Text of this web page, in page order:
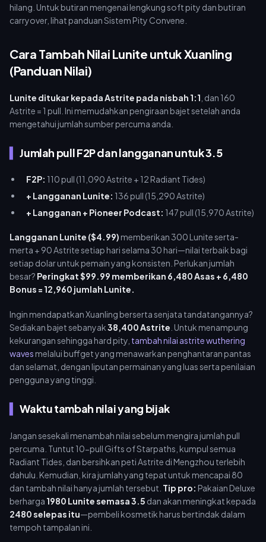
hilang. Untuk butiran mengenai lengkung soft pity dan butiran
carryover, lihat panduan Sistem Pity Convene.
Cara Tambah Nilai Lunite untuk Xuanling
(Panduan Nilai)
Lunite ditukar kepada Astrite pada nisbah 1:1 , dan 160
Astrite = 1 pull. Ini memudahkan pengiraan bajet setelah anda
mengetahui jumlah sumber percuma anda.
Jumlah pull F2P dan langganan untuk 3.5
F2P: 110 pull (11,090 Astrite + 12 Radiant Tides)
+ Langganan Lunite: 136 pull (15,290 Astrite)
+ Langganan + Pioneer Podcast: 147 pull (15,970 Astrite)
Langganan Lunite ($4.99)memberikan 300 Lunite serta-
merta + 90 Astrite setiap hari selama 30 hari—nilai terbaik bagi
setiap dolar untuk pemain yang konsisten. Perlukan jumlah
besar? Peringkat $99.99 memberikan 6,480 Asas + 6,480
Bonus = 12,960 jumlah Lunite.
Ingin mendapatkan Xuanling berserta senjata tandatangannya?
Sediakan bajet sebanyak38,400 Astrite . Untuk menampung
kekurangan sehingga hard pity, tambah nilai astrite wuthering
wavesmelalui buffget yang menawarkan penghantaran pantas
dan selamat, dengan liputan permainan yang luas serta penilaian
pengguna yang tinggi.
Waktu tambah nilai yang bijak
Jangan sesekali menambah nilai sebelum mengira jumlah pull
percuma. Tuntut 10-pull Gifts of Starpaths, kumpul semua
Radiant Tides, dan bersihkan peti Astrite di Mengzhou terlebih
dahulu. Kemudian, kira jumlah yang tepat untuk mencapai 80
dan tambah nilai hanya jumlah tersebut. Tip pro: Pakaian Deluxe
berharga 1980 Lunite semasa 3.5 dan akan meningkat kepada
2480 selepas itu—pembeli kosmetik harus bertindak dalam
tempoh tampalan ini.